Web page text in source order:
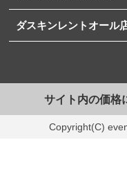
ダスキンレントオール
サイト内の価格
Copyright(C)